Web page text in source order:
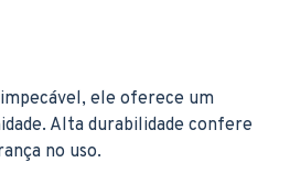
ele oferece um
Alta durabilidade confere
no uso.